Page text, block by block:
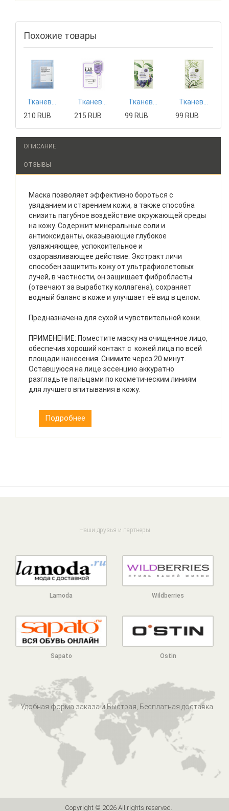
Похожие товары
210 RUB
215 RUB
99 RUB
99 RUB
ОПИСАНИЕ
ОТЗЫВЫ
Маска позволяет эффективно бороться с
увяданием и старением кожи, а также способна
снизить пагубное воздействие окружающей среды
на кожу. Содержит минеральные соли и
антиоксиданты, оказывающие глубокое
увлажняющее, успокоительное и
оздоравливающее действие. Экстракт личи
способен защитить кожу от ультрафиолетовых
лучей, в частности, он защищает фибробласты
(отвечают за выработку коллагена), сохраняет
водный баланс в коже и улучшает её вид в целом.
Предназначена для сухой и чувствительной кожи.
ПРИМЕНЕНИЕ: Поместите маску на очищенное лицо,
обеспечив хороший контакт с кожей лица по всей
площади нанесения. Снимите через 20 минут.
Оставшуюся на лице эссенцию аккуратно
разгладьте пальцами по косметическим линиям
для лучшего впитывания в кожу.
Подробнее
Наши друзья и партнеры
Lamoda Wildberries
Sapato Ostin
Удобная форма заказа и Быстрая, Бесплатная доставка
Copyright © 2026 All rights reserved.